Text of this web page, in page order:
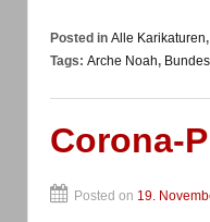
Posted in Alle Karikaturen,
Tags: Arche Noah,
Corona-
Posted on 19.